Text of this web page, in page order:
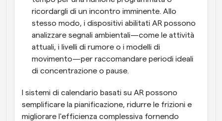
ricordargli di un incontro imminente. Allo
stesso modo, i dispositivi abilitati AR possono
analizzare segnali ambientali—come le attività
attuali, i livelli di rumore o i modelli di
movimento—per raccomandare periodi ideali
di concentrazione o pause.
I sistemi di calendario basati su AR possono
semplificare la pianificazione, ridurre le frizioni e
migliorare l'efficienza complessiva fornendo